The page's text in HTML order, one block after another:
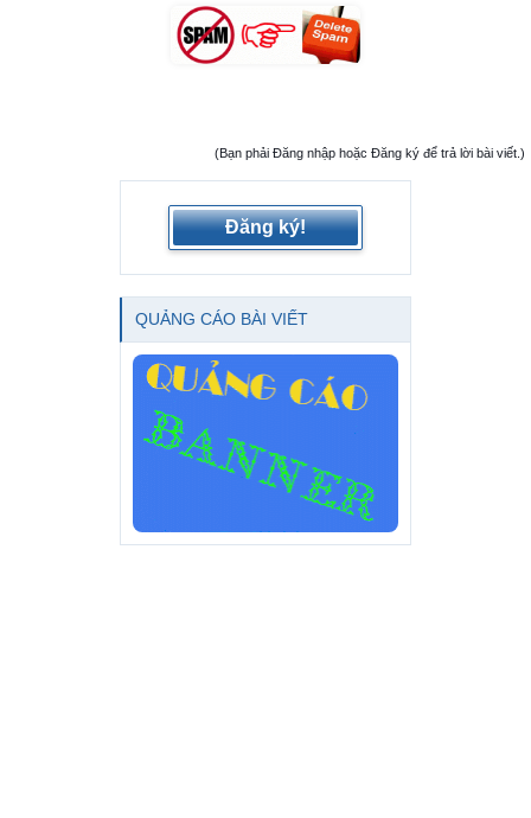
(Bạn phải Đăng nhập hoặc Đăng ký để trả lời bài viết.)
Đăng ký!
QUẢNG CÁO BÀI VIẾT